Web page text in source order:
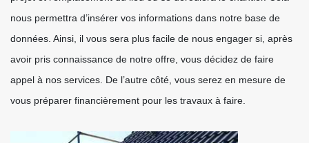
nous permettra d’insérer vos informations dans notre base de
données. Ainsi, il vous sera plus facile de nous engager si, après
avoir pris connaissance de notre offre, vous décidez de faire
appel à nos services. De l’autre côté, vous serez en mesure de
vous préparer financièrement pour les travaux à faire.